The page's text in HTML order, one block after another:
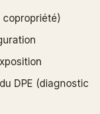
copropriété)
DPE (diagnostic